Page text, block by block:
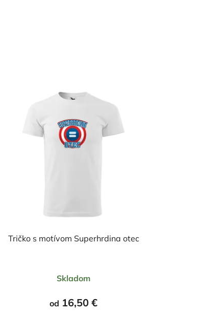
Tričko s motívom Superhrdina otec
hodnotenie
produktu
je
Skladom
od 16,50 €